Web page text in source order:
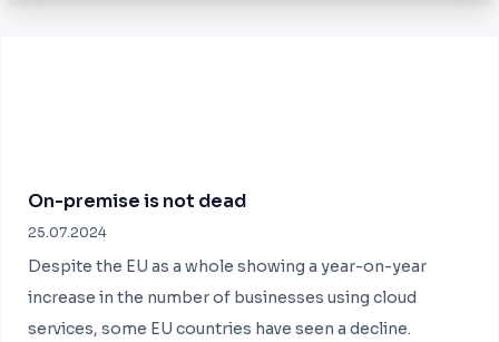
On-premise is not dead
25.07.2024
Despite the EU as a whole showing a year-on-year
increase in the number of businesses using cloud
services, some EU countries have seen a decline.